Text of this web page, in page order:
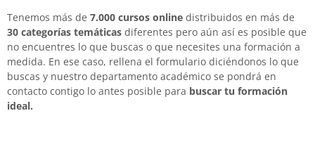
Tenemos más de 7.000 cursos online distribuidos en más de
30 categorías temáticas diferentes pero aún así es posible que
no encuentres lo que buscas o que necesites una formación a
medida. En ese caso, rellena el formulario diciéndonos lo que
buscas y nuestro departamento académico se pondrá en
contacto contigo lo antes posible para buscar tu formación
ideal.